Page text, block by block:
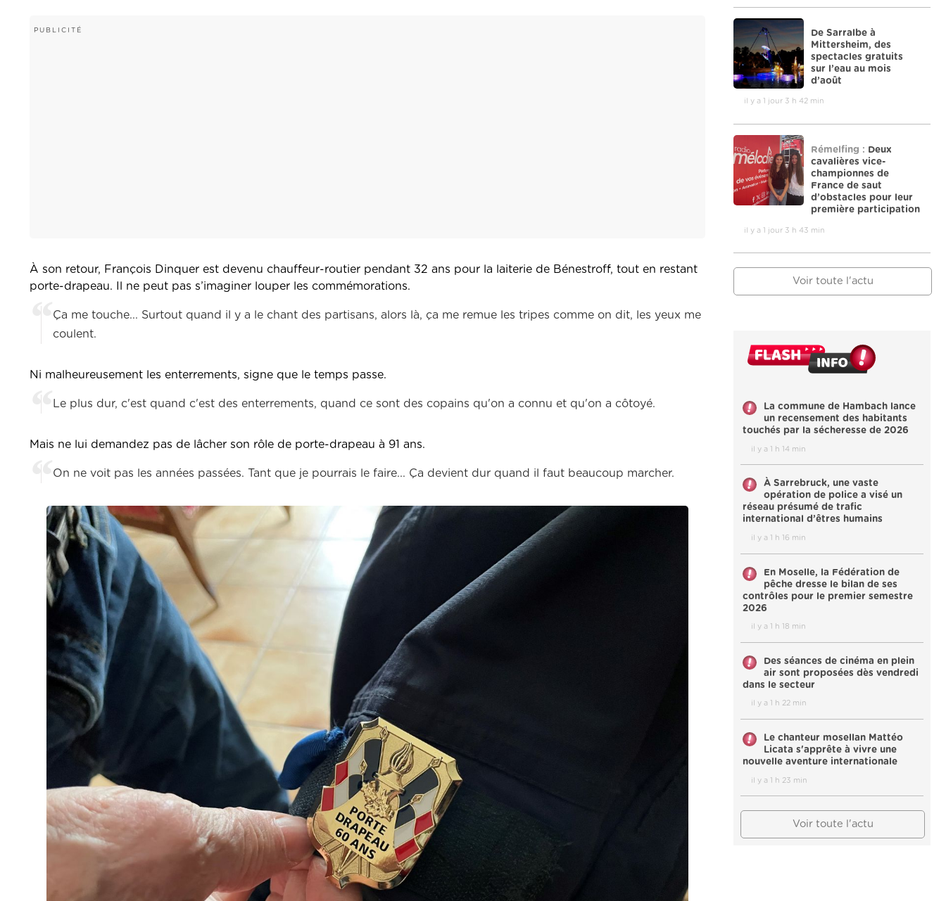
À son retour, François Dinquer est devenu chauffeur-routier pendant 32 ans pour la laiterie de Bénestroff, tout en restant
porte-drapeau. Il ne peut pas s’imaginer louper les commémorations.
Ça me touche... Surtout quand il y a le chant des partisans, alors là, ça me remue les tripes comme on dit, les yeux me
coulent.
Ni malheureusement les enterrements, signe que le temps passe.
Le plus dur, c'est quand c'est des enterrements, quand ce sont des copains qu'on a connu et qu'on a côtoyé.
Mais ne lui demandez pas de lâcher son rôle de porte-drapeau à 91 ans.
On ne voit pas les années passées. Tant que je pourrais le faire... Ça devient dur quand il faut beaucoup marcher.
De Sarralbe à
Mittersheim, des
spectacles gratuits
sur l’eau au mois
d’août
il y a 1 jour 3 h 42 min
Rémelfing : Deux
cavalières vice-
championnes de
France de saut
d’obstacles pour leur
première participation
il y a 1 jour 3 h 43 min
Voir toute l'actu
La commune de Hambach lance
un recensement des habitants
touchés par la sécheresse de 2026
il y a 1 h 14 min
À Sarrebruck, une vaste
opération de police a visé un
réseau présumé de trafic
international d’êtres humains
il y a 1 h 16 min
En Moselle, la Fédération de
pêche dresse le bilan de ses
contrôles pour le premier semestre
2026
il y a 1 h 18 min
Des séances de cinéma en plein
air sont proposées dès vendredi
dans le secteur
il y a 1 h 22 min
Le chanteur mosellan Mattéo
Licata s'apprête à vivre une
nouvelle aventure internationale
il y a 1 h 23 min
Voir toute l'actu